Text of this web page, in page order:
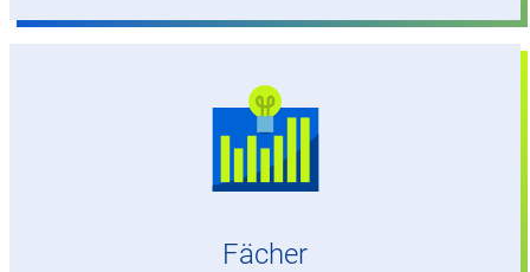
Fächer
Elektrotechnik / Nachrichtentechnik /
Hochfrequenztechnik
Luft- und Raumfahrttechnik